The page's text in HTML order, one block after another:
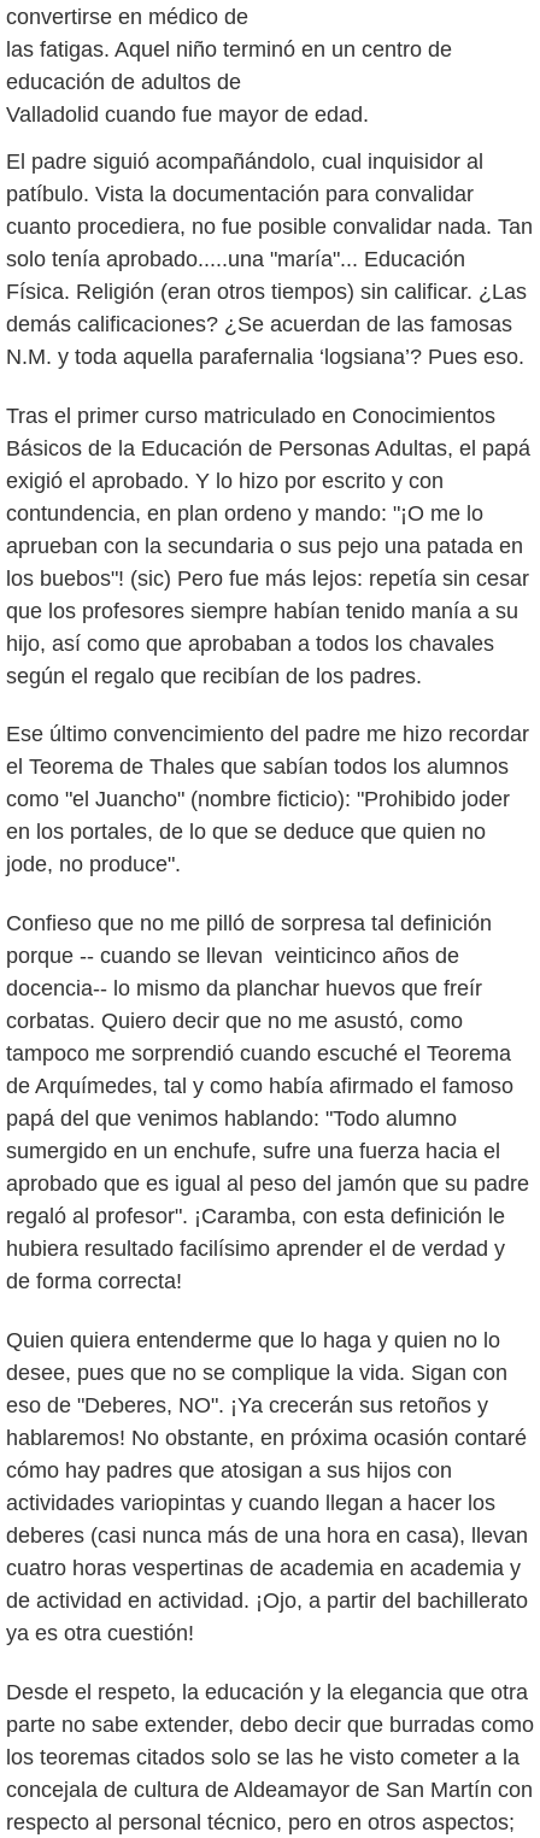
convertirse en médico de
las fatigas. Aquel niño terminó en un centro de
educación de adultos de
Valladolid cuando fue mayor de edad.
El padre siguió acompañándolo, cual inquisidor al
patíbulo. Vista la documentación para convalidar
cuanto procediera, no fue posible convalidar nada. Tan
solo tenía aprobado.....una "maría"... Educación
Física. Religión (eran otros tiempos) sin calificar. ¿Las
demás calificaciones? ¿Se acuerdan de las famosas
N.M. y toda aquella parafernalia ‘logsiana’? Pues eso.
Tras el primer curso matriculado en Conocimientos
Básicos de la Educación de Personas Adultas, el papá
exigió el aprobado. Y lo hizo por escrito y con
contundencia, en plan ordeno y mando: "¡O me lo
aprueban con la secundaria o sus pejo una patada en
los buebos"! (sic) Pero fue más lejos: repetía sin cesar
que los profesores siempre habían tenido manía a su
hijo, así como que aprobaban a todos los chavales
según el regalo que recibían de los padres.
Ese último convencimiento del padre me hizo recordar
el Teorema de Thales que sabían todos los alumnos
como "el Juancho" (nombre ficticio): "Prohibido joder
en los portales, de lo que se deduce que quien no
jode, no produce".
Confieso que no me pilló de sorpresa tal definición
porque -- cuando se llevan veinticinco años de
docencia-- lo mismo da planchar huevos que freír
corbatas. Quiero decir que no me asustó, como
tampoco me sorprendió cuando escuché el Teorema
de Arquímedes, tal y como había afirmado el famoso
papá del que venimos hablando: "Todo alumno
sumergido en un enchufe, sufre una fuerza hacia el
aprobado que es igual al peso del jamón que su padre
regaló al profesor". ¡Caramba, con esta definición le
hubiera resultado facilísimo aprender el de verdad y
de forma correcta!
Quien quiera entenderme que lo haga y quien no lo
desee, pues que no se complique la vida. Sigan con
eso de "Deberes, NO". ¡Ya crecerán sus retoños y
hablaremos! No obstante, en próxima ocasión contaré
cómo hay padres que atosigan a sus hijos con
actividades variopintas y cuando llegan a hacer los
deberes (casi nunca más de una hora en casa), llevan
cuatro horas vespertinas de academia en academia y
de actividad en actividad. ¡Ojo, a partir del bachillerato
ya es otra cuestión!
Desde el respeto, la educación y la elegancia que otra
parte no sabe extender, debo decir que burradas como
los teoremas citados solo se las he visto cometer a la
concejala de cultura de Aldeamayor de San Martín con
respecto al personal técnico, pero en otros aspectos;